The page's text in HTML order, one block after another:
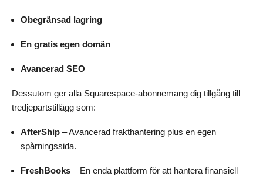
Obegränsad lagring
En gratis egen domän
Avancerad SEO
Dessutom ger alla Squarespace-abonnemang dig tillgång till
tredjepartstillägg som:
AfterShip – Avancerad frakthantering plus en egen
spårningssida.
FreshBooks – En enda plattform för att hantera finansiell